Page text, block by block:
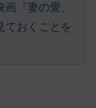
『妻の愛、
ておくことを